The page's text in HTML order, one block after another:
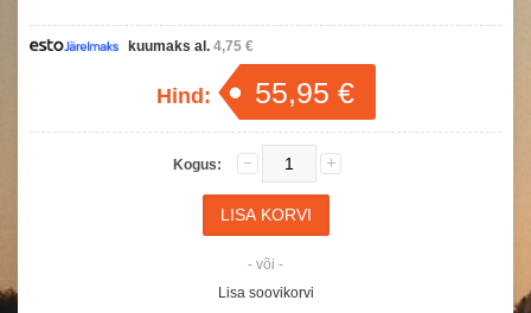
kuumaks al. 4,75 €
Hind: 55,95 €
Kogus:
- või -
Lisa soovikorvi